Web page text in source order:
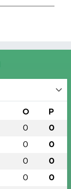
O P
0 0
0 0
0 0
0 0